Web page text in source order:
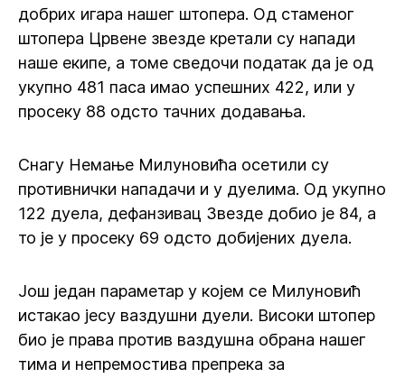
добрих игара нашег штопера. Од стаменог
штопера Црвене звезде кретали су напади
наше екипе, а томе сведочи податак да је од
укупно 481 паса имао успешних 422, или у
просеку 88 одсто тачних додавања.
Снагу Немање Милуновића осетили су
противнички нападачи и у дуелима. Од укупно
122 дуела, дефанзивац Звезде добио је 84, а
то је у просеку 69 одсто добијених дуела.
Још један параметар у којем се Милуновић
истакао јесу ваздушни дуели. Високи штопер
био је права против ваздушна обрана нашег
тима и непремостива препрека за